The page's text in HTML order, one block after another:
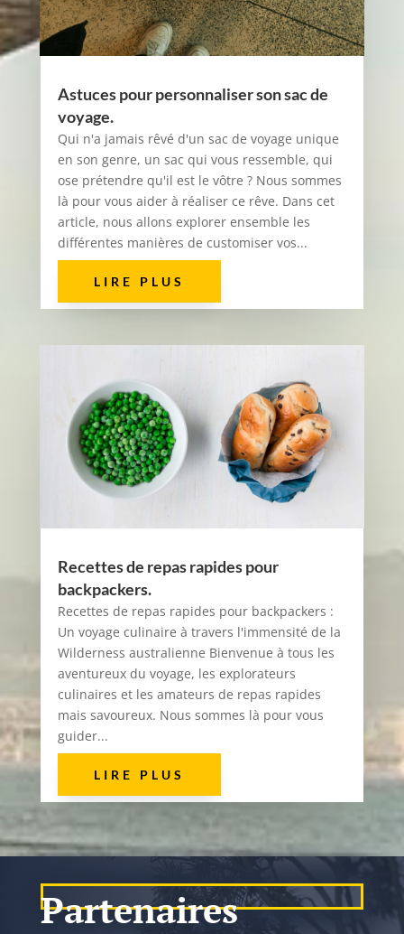
Astuces pour personnaliser son sac de
voyage.
Qui n'a jamais rêvé d'un sac de voyage unique
en son genre, un sac qui vous ressemble, qui
ose prétendre qu'il est le vôtre ? Nous sommes
là pour vous aider à réaliser ce rêve. Dans cet
article, nous allons explorer ensemble les
différentes manières de customiser vos...
LIRE PLUS
Recettes de repas rapides pour
backpackers.
Recettes de repas rapides pour backpackers :
Un voyage culinaire à travers l'immensité de la
Wilderness australienne Bienvenue à tous les
aventureux du voyage, les explorateurs
culinaires et les amateurs de repas rapides
mais savoureux. Nous sommes là pour vous
guider...
LIRE PLUS
Partenaires